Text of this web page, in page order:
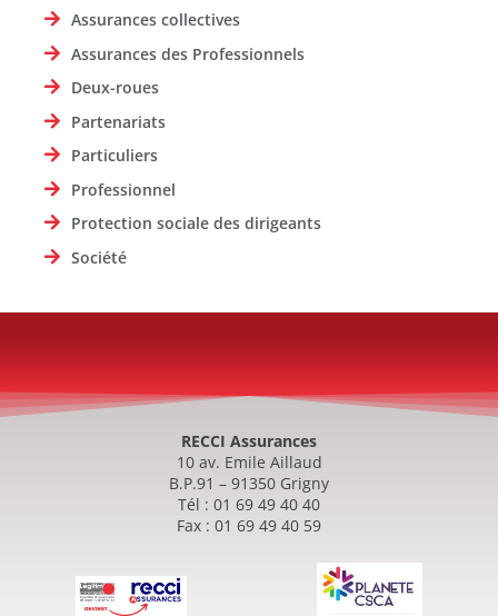
Assurances collectives
Assurances des Professionnels
Deux-roues
Partenariats
Particuliers
Professionnel
Protection sociale des dirigeants
Société
RECCI Assurances
10 av. Emile Aillaud
B.P.91 – 91350 Grigny
Tél : 01 69 49 40 40
Fax : 01 69 49 40 59